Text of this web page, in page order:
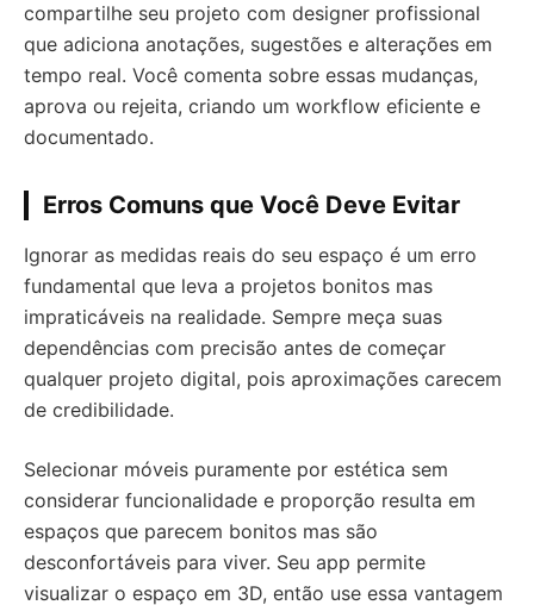
compartilhe seu projeto com designer profissional
que adiciona anotações, sugestões e alterações em
tempo real. Você comenta sobre essas mudanças,
aprova ou rejeita, criando um workflow eficiente e
documentado.
Erros Comuns que Você Deve Evitar
Ignorar as medidas reais do seu espaço é um erro
fundamental que leva a projetos bonitos mas
impraticáveis na realidade. Sempre meça suas
dependências com precisão antes de começar
qualquer projeto digital, pois aproximações carecem
de credibilidade.
Selecionar móveis puramente por estética sem
considerar funcionalidade e proporção resulta em
espaços que parecem bonitos mas são
desconfortáveis para viver. Seu app permite
visualizar o espaço em 3D, então use essa vantagem